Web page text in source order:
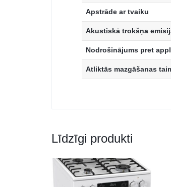
Apstrāde ar tvaiku
Akustiskā trokšņa
Nodrošinājums pret
Atliktās mazgāšanas
Līdzīgi produkti